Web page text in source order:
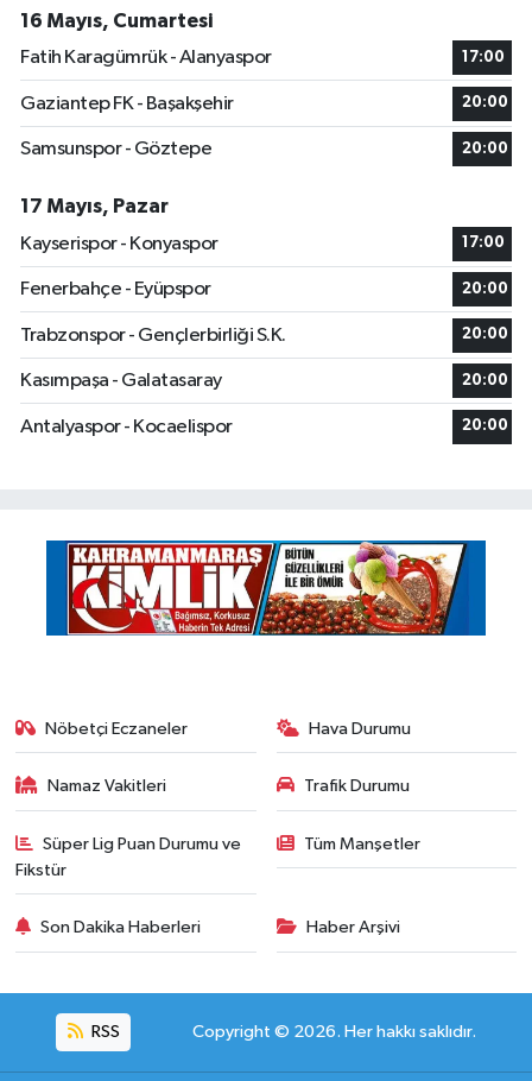
16 Mayıs, Cumartesi
Fatih Karagümrük - Alanyaspor
17:00
Gaziantep FK - Başakşehir 20:00
Samsunspor - Göztepe 20:00
17 Mayıs, Pazar
Kayserispor - Konyaspor
17:00
Fenerbahçe - Eyüpspor 20:00
Trabzonspor - Gençlerbirliği S.K. 20:00
Kasımpaşa - Galatasaray 20:00
Antalyaspor - Kocaelispor 20:00
Nöbetçi Eczaneler Hava Durumu
Namaz Vakitleri Trafik Durumu
Süper Lig Puan Durumu ve
Fikstür
Tüm Manşetler
Son Dakika Haberleri Haber Arşivi
RSS Copyright © 2026. Her hakkı saklıdır.